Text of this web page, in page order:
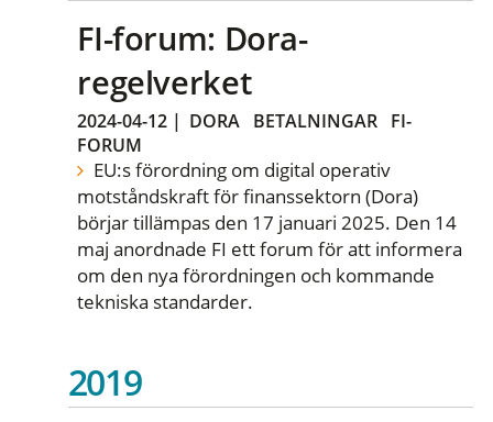
FI-forum: Dora-
regelverket
2024-04-12 | DORA BETALNINGAR FI-
FORUM
EU:s förordning om digital operativ
motståndskraft för finanssektorn (Dora)
börjar tillämpas den 17 januari 2025. Den 14
maj anordnade FI ett forum för att informera
om den nya förordningen och kommande
tekniska standarder.
2019